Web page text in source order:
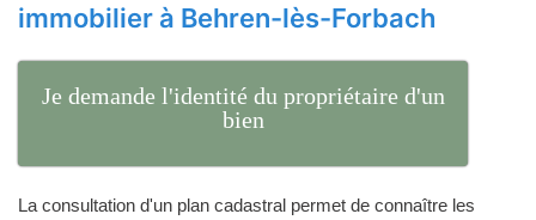
immobilier à Behren-lès-Forbach
Je demande l'identité du propriétaire d'un
bien
La consultation d'un plan cadastral permet de connaître les